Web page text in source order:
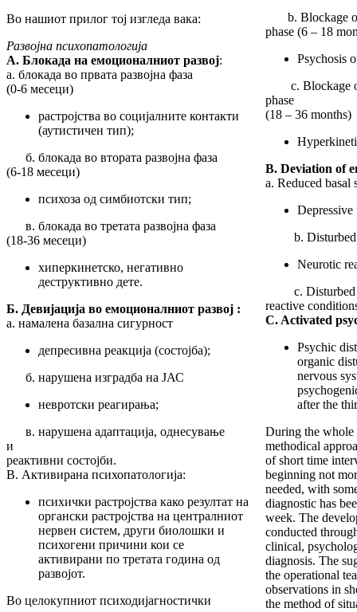
Во нашиот прилог тој изгледа вака:
Развојна психопатологија
А. Блокада на емоционалниот развој:
а. блокада во првата развојна фаза
(0-6 месеци)
растројства во социјалните контакти
(аутистичен тип);
б. блокада во втората развојна фаза
(6-18 месеци)
психоза од симбиотски тип;
в. блокада во третата развојна фаза
(18-36 месеци)
хиперкинетско, негативно
деструктивно дете.
Б. Девијација во емоционалниот развој :
а. намалена базална сигурност
депресивна реакција (состојба);
б. нарушена изградба на ЈАС
невротски реагирања;
в. нарушена адаптација, однесување
и
реактивни состојби.
В. Активирана психопатологија:
психички растројства како резултат на
органски растројства на централниот
нервен систем, други биолошки и
психогени причини кои се
активирани по третата година од
развојот.
Во целокупниот психодијагностички
b. Blockage of
phase (6 – 18
Psychosis
c. Blockage of
phase
(18 – 36 months)
B. Deviation of
a. Reduced basal
b. Disturbed
Neurotic
c. Disturbed
reactive
C. Activated
Psychic
organic
nervous
after the
During the whole
methodical
of short time
beginning not
needed, with
diagnostic has
week. The
conducted
clinical,
diagnosis. The
the operational
observations in
the method of